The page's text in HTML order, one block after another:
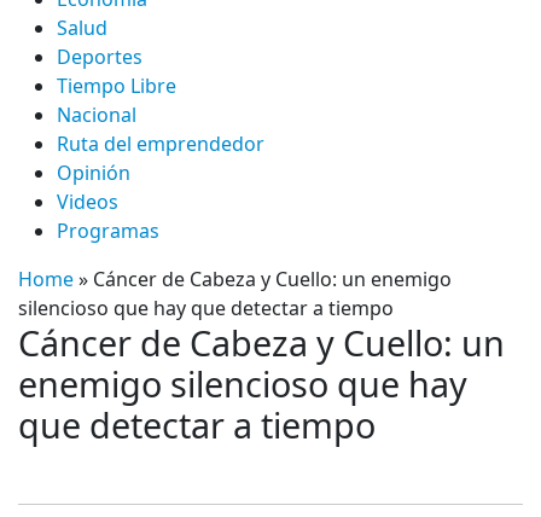
Salud
Deportes
Tiempo Libre
Nacional
Ruta del emprendedor
Opinión
Videos
Programas
Home» Cáncer de Cabeza y Cuello: un enemigo
silencioso que hay que detectar a tiempo
Cáncer de Cabeza y Cuello: un
enemigo silencioso que hay
que detectar a tiempo